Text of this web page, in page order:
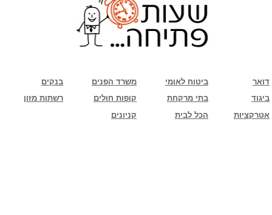
בנקים משרד הפנים ביטוח לאומי
דואר
רשתות מזון
קופות חולים בתי מרקחת
ביגוד
קניונים
הכל לבית אטרקציות